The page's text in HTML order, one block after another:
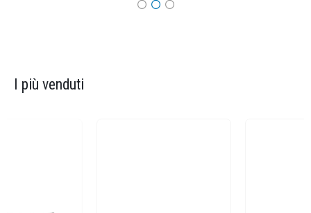
I più venduti